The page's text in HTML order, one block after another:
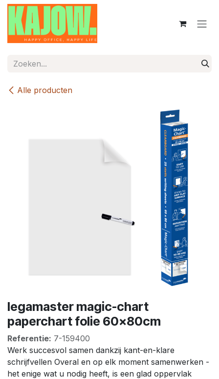
Overslaan naar inhoud
Alle producten
legamaster magic-chart
paperchart folie 60x80cm
Referentie: 7-159400
Werk succesvol samen dankzij kant-en-klare
schrijfvellen Overal en op elk moment samenwerken -
het enige wat u nodig heeft, is een glad oppervlak